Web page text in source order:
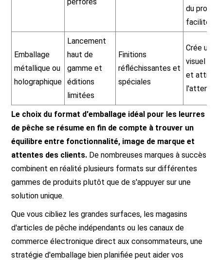
du
facilitée
Emballage
métallique ou
holographique
Lancement
haut de
gamme et
éditions
limitées
Finitions
réfléchissantes et
spéciales
Crée un
visuel en
et attire
Le choix du format d'emballage idéal pour les leurres
de pêche se résume en fin de compte à trouver un
équilibre entre fonctionnalité, image de marque et
attentes des clients.De nombreuses marques à succès
combinent en réalité plusieurs formats sur différentes
gammes de produits plutôt que de s'appuyer sur une
solution unique.
Que vous cibliez les grandes surfaces, les magasins
d'articles de pêche indépendants ou les canaux de
commerce électronique direct aux consommateurs, une
stratégie d'emballage bien planifiée peut aider vos